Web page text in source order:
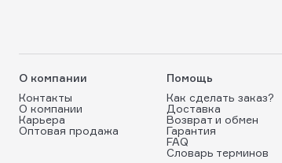
О компании
Контакты
О компании
Карьера
Оптовая продажа
Помощь
Как сделать заказ?
Доставка
Возврат и обмен
Гарантия
FAQ
Словарь терминов